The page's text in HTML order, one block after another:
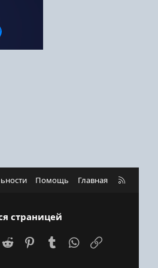
Помощь Главная
R
страницей
(Twitter)
Reddit PinterestTumblr WhatsApp